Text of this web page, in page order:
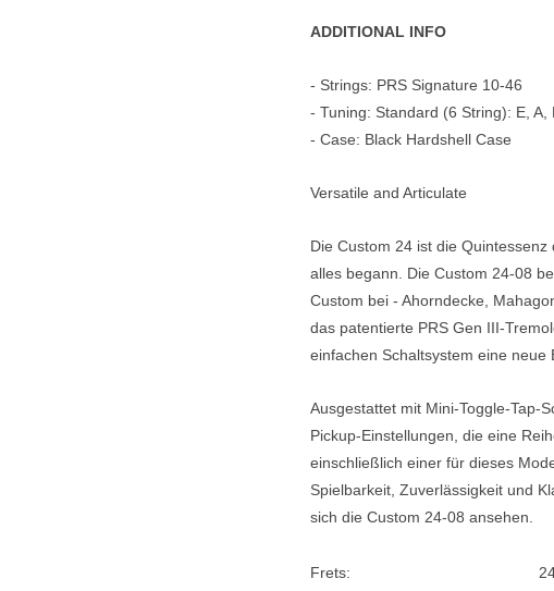
ADDITIONAL INFO
- Strings: PRS Signature 10-46
- Tuning: Standard (6 String): E, A,
- Case: Black Hardshell Case
Versatile and Articulate
Die Custom 24 ist die
alles begann. Die Custom 24-08
Custom bei - Ahorndecke,
das patentierte PRS Gen III-
einfachen Schaltsystem eine neue
Ausgestattet mit Mini-Toggle-Tap-
Pickup-Einstellungen, die eine
einschließlich einer für dieses
Spielbarkeit, Zuverlässigkeit und
sich die Custom 24-08 ansehen.
Frets: